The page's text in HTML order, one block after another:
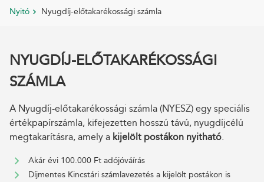
Nyitó Nyugdíj-előtakarékossági számla
NYUGDÍJ-ELŐTAKARÉKOSSÁGI
SZÁMLA
A Nyugdíj-előtakarékossági számla (NYESZ) egy speciális
értékpapírszámla, kifejezetten hosszú távú, nyugdíjcélú
megtakarításra, amely a kijelölt postákon nyitható.
Akár évi 100.000 Ft adójóváírás
Díjmentes Kincstári számlavezetés a kijelölt postákon is